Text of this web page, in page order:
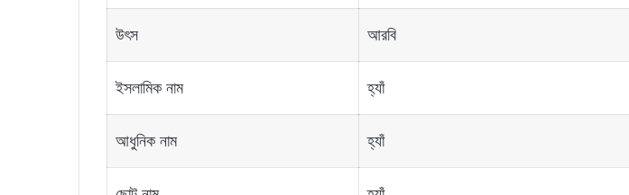
উৎস আরবি
ইসলামিক নাম হ্যাঁ
আধুনিক নাম হ্যাঁ